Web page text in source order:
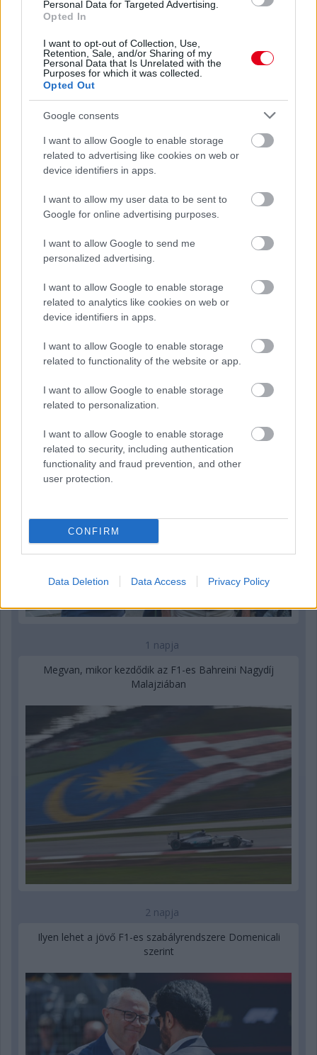
Personal Data for Targeted Advertising.
Opted In
I want to opt-out of Collection, Use,
Retention, Sale, and/or Sharing of my
Personal Data that Is Unrelated with the
Purposes for which it was collected.
Opted Out
Google consents
I want to allow Google to enable storage
related to advertising like cookies on web or
device identifiers in apps.
I want to allow my user data to be sent to
Google for online advertising purposes.
I want to allow Google to send me
personalized advertising.
I want to allow Google to enable storage
related to analytics like cookies on web or
device identifiers in apps.
I want to allow Google to enable storage
related to functionality of the website or app.
I want to allow Google to enable storage
related to personalization.
I want to allow Google to enable storage
related to security, including authentication
functionality and fraud prevention, and other
user protection.
CONFIRM
Data Deletion Data Access Privacy Policy
Montoya szerint Antonelli kedvessége sem segít
Russellen
Hakkinen megtartaná a Norris-Piastri párost a
1 napja
Megvan, mikor kezdődik az F1-es Bahreini Nagydíj
Malajziában
2 napja
Ilyen lehet a jövő F1-es szabályrendszere Domenicali
szerint